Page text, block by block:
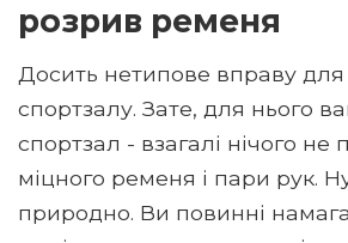
розрив ременя
Досить нетипове вправу для
спортзалу. Зате, для нього
спортзал - взагалі нічого не
міцного ременя і пари рук.
природно. Ви повинні